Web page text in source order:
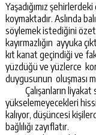
Yaşadığımız
koymaktadır. Aslında
söylemek istediğini
kayırmazlığın ayyuka
kıt kanat geçindiği ve
yüzdüğü ve yüzlerce
duygusunun oluşması
Çalışanların liyakat
yükselemeyecekleri hissi
kalıyor, düşüncesi
bağlılığı zayıflatır.